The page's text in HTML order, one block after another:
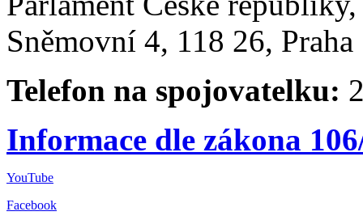
Sněmovní 4, 118 26,
Telefon na spojovatelku:
Informace dle zákona
YouTube
Facebook